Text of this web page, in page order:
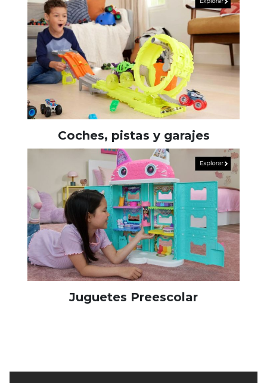
Coches, pistas y garajes
Juguetes Preescolar